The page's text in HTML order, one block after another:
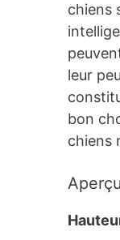
chiens
leur
bon
chiens